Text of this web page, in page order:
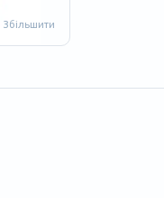
Збільшити